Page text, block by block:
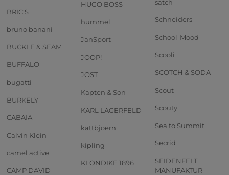
BRIC'S
bruno banani
BUCKLE & SEAM
BUFFALO
bugatti
BURKELY
CABAIA
Calvin Klein
camel active
CAMP DAVID
HUGO BOSS
hummel
JanSport
JOOP!
JOST
Kapten & Son
KARL LAGERFELD
kattbjoern
kipling
KLONDIKE 1896
satch
Schneiders
School-Mood
Scooli
SCOTCH & SODA
Scout
Scouty
Sea to Summit
Secrid
SEIDENFELT
MANUFAKTUR